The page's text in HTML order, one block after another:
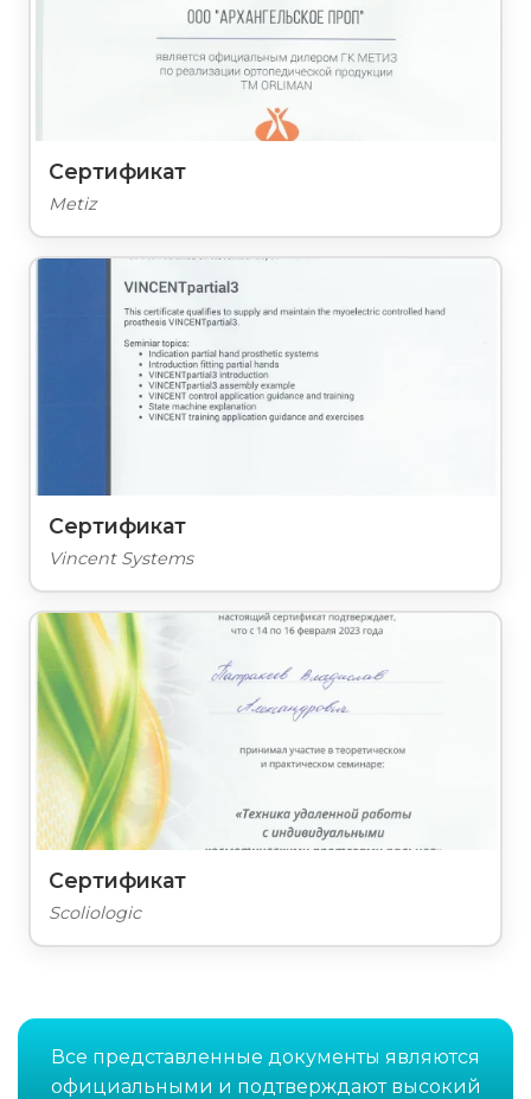
Сертификат
Metiz
Сертификат
Vincent Systems
Сертификат
Scoliologic
Все представленные документы являются
официальными и подтверждают высокий